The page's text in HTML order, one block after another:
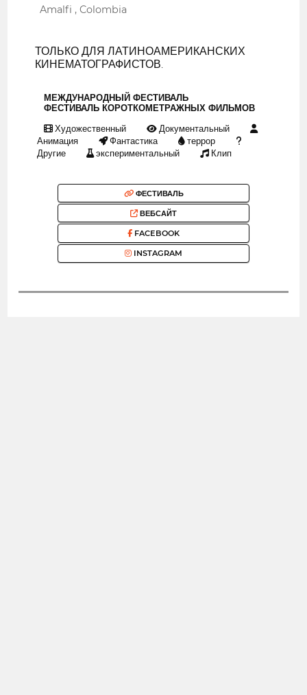
Amalfi , Colombia
ТОЛЬКО ДЛЯ ЛАТИНОАМЕРИКАНСКИХ
КИНЕМАТОГРАФИСТОВ.
МЕЖДУНАРОДНЫЙ ФЕСТИВАЛЬ
ФЕСТИВАЛЬ КОРОТКОМЕТРАЖНЫХ ФИЛЬМОВ
Художественный
Документальный
Анимация
Фантастика
террор
Другие
экспериментальный Клип
ФЕСТИВАЛЬ
ВЕБСАЙТ
FACEBOOK
INSTAGRAM